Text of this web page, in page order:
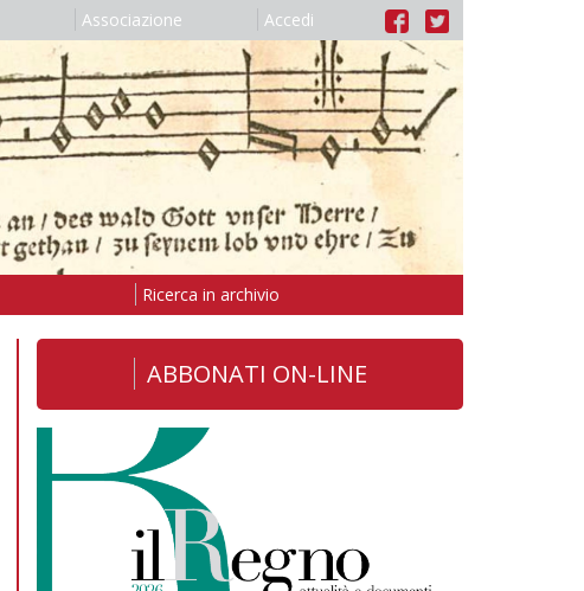
Associazione Accedi
Ricerca in archivio
ABBONATI ON-LINE